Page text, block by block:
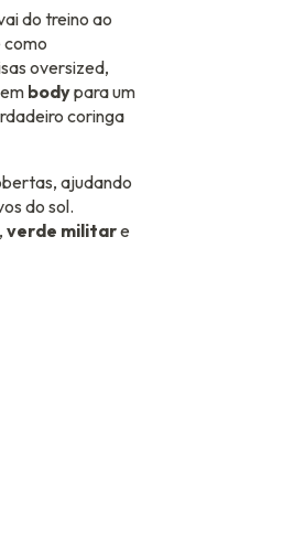
do treino ao
como
oversized,
bodypara um
coringa
ajudando
do sol.
verde militare